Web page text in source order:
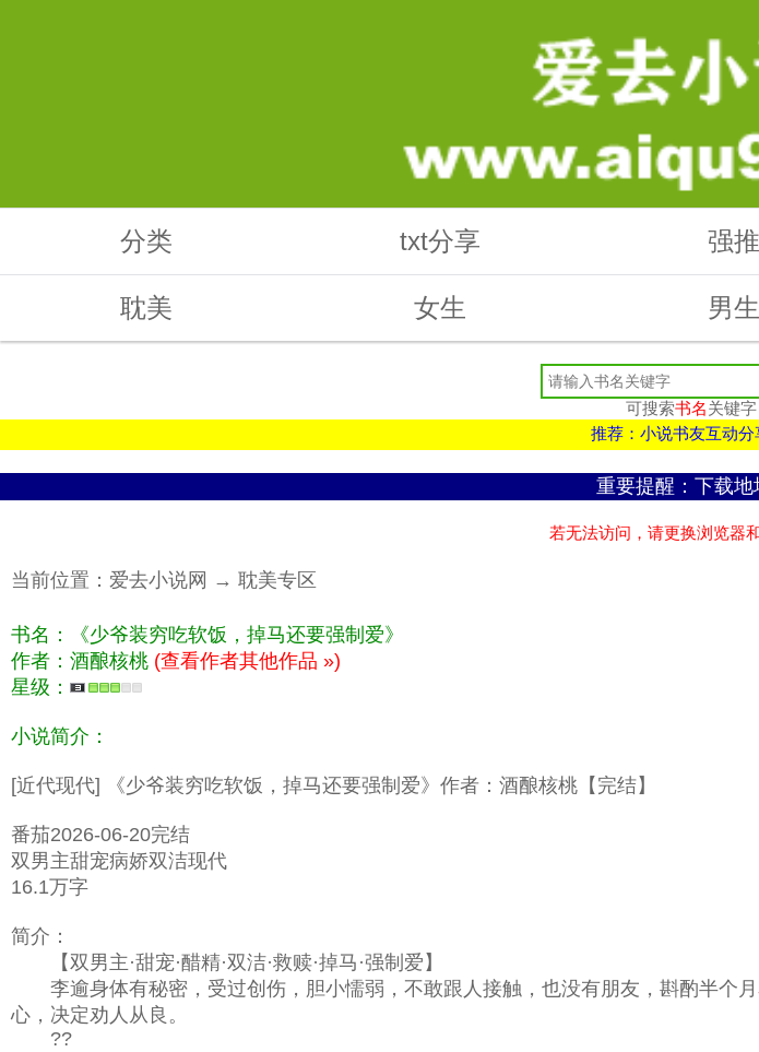
分类 txt分享 强推
耽美 女生 男生
可搜索书名关键
推荐：小说书友互动
重要提醒：下载
若无法访问，请更换浏览器
当前位置： 爱去小说网 → 耽美专区
书名：《少爷装穷吃软饭，掉马还要强制爱》
作者：酒酿核桃 (查看作者其他作品 »)
星级：
小说简介：
[近代现代] 《少爷装穷吃软饭，掉马还要强制爱》作者：酒酿核桃【完结】
番茄2026-06-20完结
双男主甜宠病娇双洁现代
16.1万字
简介：
【双男主·甜宠·醋精·双洁·救赎·掉马·强制爱】
李逾身体有秘密，受过创伤，胆小懦弱，不敢跟人接触，也没有朋友，斟酌半个
心，决定劝人从良。
??